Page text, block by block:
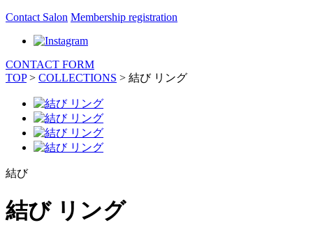
Contact Salon Membership registration
CONTACT FORM
TOP> COLLECTIONS > 結び リング
結び
結び リング